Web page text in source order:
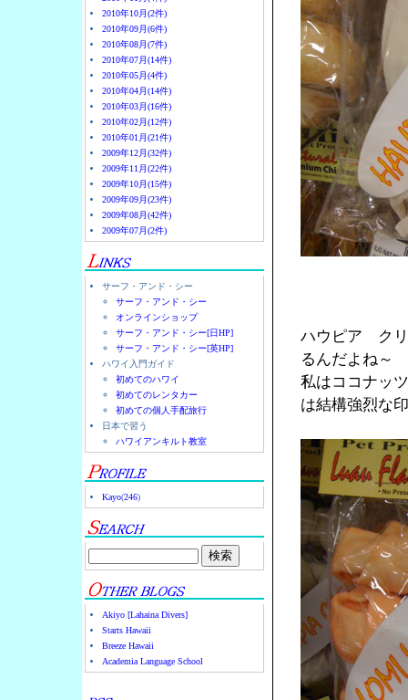
2010年10月(2件)
2010年09月(6件)
2010年08月(7件)
2010年07月(14件)
2010年05月(4件)
2010年04月(14件)
2010年03月(16件)
2010年02月(12件)
2010年01月(21件)
2009年12月(32件)
2009年11月(22件)
2009年10月(15件)
2009年09月(23件)
2009年08月(42件)
2009年07月(2件)
サーフ・アンド・シー
サーフ・アンド・シー
オンラインショップ
サーフ・アンド・シー[日HP]
サーフ・アンド・シー[英HP]
ハワイ入門ガイド
初めてのハワイ
初めてのレンタカー
初めての個人手配旅行
日本で習う
ハワイアンキルト教室
Kayo(246)
Akiyo [Lahaina Divers]
Starts Hawaii
Breeze Hawaii
Academia Language School
ハウピア クリ
るんだよね～
私はココナッ
は結構強烈な